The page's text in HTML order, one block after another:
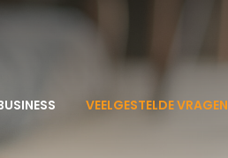
VEELGESTELDE VRAGEN